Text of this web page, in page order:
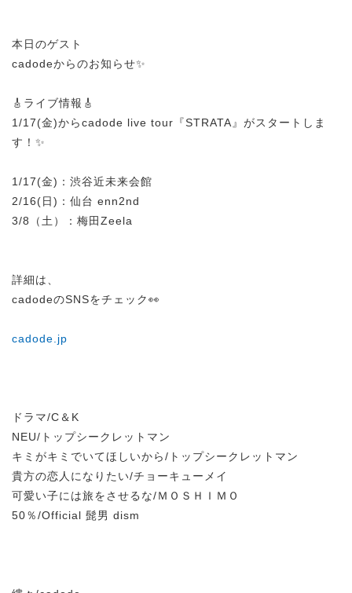
本日のゲスト
cadodeからのお知らせ✨
🎸ライブ情報🎸
1/17(金)からcadode live tour『STRATA』がスタートしま
す！✨
1/17(金)：渋谷近未来会館
2/16(日)：仙台 enn2nd
3/8（土）：梅田Zeela
詳細は、
cadodeのSNSをチェック👀
cadode.jp
ドラマ/C＆K
NEU/トップシークレットマン
キミがキミでいてほしいから/トップシークレットマン
貴方の恋人になりたい/チョーキューメイ
可愛い子には旅をさせるな/ＭＯＳＨＩＭＯ
50％/Official 髭男 dism